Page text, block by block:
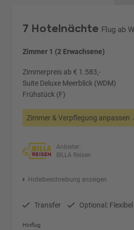
7 Hotelnächte Flug ab
Zimmer 1 (2 Erwachsene)
Zimmerpreis ab € 1.583,-
Suite Deluxe Meerblick (WDM)
Frühstück (F)
Zimmer & Verpflegung anpassen
Anbieter:
BILLA Reisen
Hotelbeschreibung anzeigen
Transfer Optional:
Hinflug